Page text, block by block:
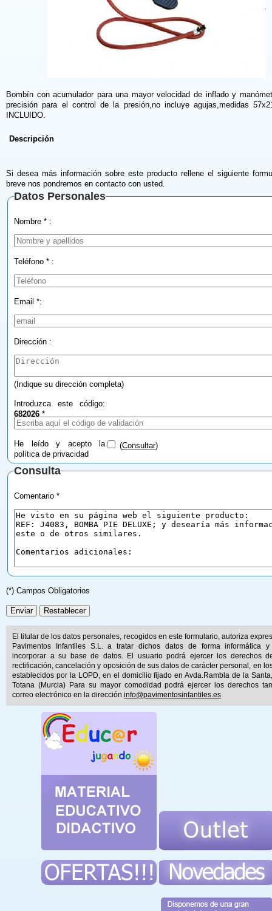
Bombín con acumulador para una mayor velocidad de inflado y
precisión para el control de la presión,no incluye agujas,medidas
INCLUIDO.
Descripción
Si desea más información sobre este producto rellene el siguiente
breve nos pondremos en contacto con usted.
Datos Personales
Nombre * :
Teléfono * :
Email *:
Dirección :
(Indique su dirección completa)
Introduzca este código:
682026 *
He leído y acepto la
política de privacidad
(Consultar)
Consulta
Comentario *
(*) Campos Obligatorios
El titular de los datos personales, recogidos en este formulario, autoriza
Pavimentos Infantiles S.L. a tratar dichos datos de forma informática y
incorporar a su base de datos. El usuario podrá ejercer los derechos
rectificación, cancelación y oposición de sus datos de carácter personal, en
establecidos por la LOPD, en el domicilio fijado en Avda.Rambla de la
Totana (Murcia) Para su mayor comodidad podrá ejercer los derechos
correo electrónico en la dirección info@pavimentosinfantiles.es